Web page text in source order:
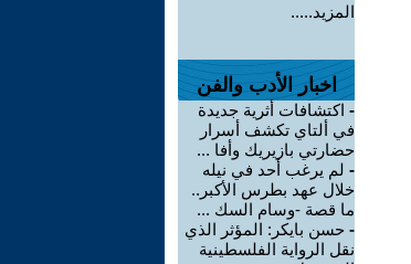
المزيد.....
اخبار الأدب والفن
- اكتشافات أثرية جديدة
في ألتاي تكشف أسرار
حضارتي بازيريك وأفا ...
- لم يرغب أحد في نيله
خلال عهد بطرس الأكبر..
ما قصة -وسام السك ...
- حسن بايكر: المؤثر الذي
نقل الرواية الفلسطينية